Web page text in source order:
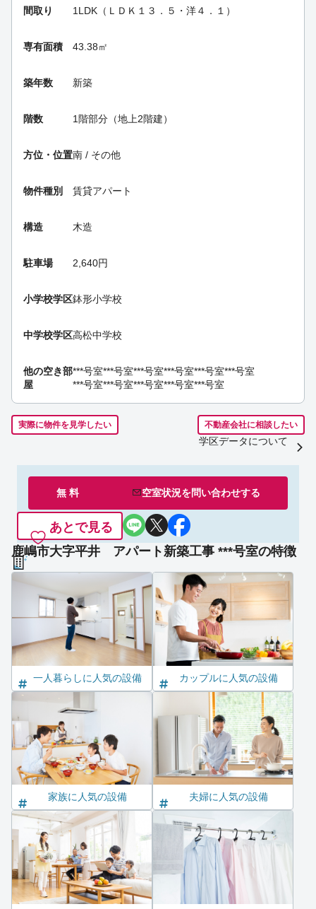
間取り 1LDK（ＬＤＫ１３．５・洋４．１）
専有面積 43.38㎡
築年数 新築
階数 1階部分（地上2階建）
方位・位置南 / その他
物件種別 賃貸アパート
構造 木造
駐車場 2,640円
小学校学区鉢形小学校
中学校学区高松中学校
他の空き部
屋
***号室***号室***号室***号室***号室***号室
***号室***号室***号室***号室***号室
実際に物件を見学したい 不動産会社に相談したい
学区データについて
無 料 空室状況を問い合わせする
あとで見る
鹿嶋市大字平井 アパート新築工事 ***号室の特徴
一人暮らしに人気の設備 カップルに人気の設備
家族に人気の設備 夫婦に人気の設備